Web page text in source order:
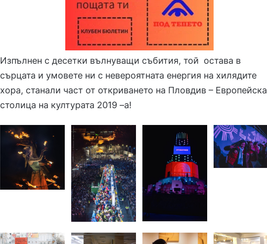
Изпълнен с десетки вълнуващи събития, той остава в
сърцата и умовете ни с невероятната енергия на хилядите
хора, станали част от откриването на Пловдив – Европейска
столица на културата 2019 –а!